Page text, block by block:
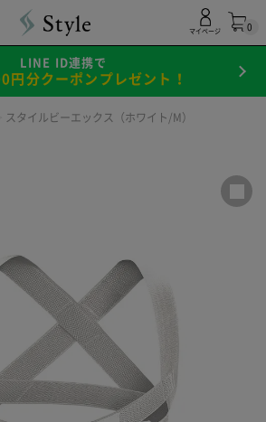
0
マイページ
LINE ID連携で
円分クーポンプレゼント！
スタイルビーエックス（ホワイト/M）